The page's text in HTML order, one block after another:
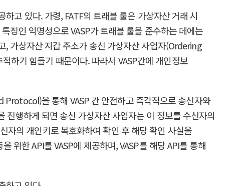
고 있다. 가령, FATF의 트래블 룰은 가상자산 거래 시
징인 익명성으로 VASP가 트래블 룰을 준수하는 데에는
, 가상자산 지갑 주소가 송신 가상자산 사업자(Ordering
기 힘들기 때문이다. 따라서 VASP간에 개인정보
을 통해 VASP 간 안전하고 즉각적으로 송신자와
행하게 되면 송신 가상자산 사업자는 이 정보를 수신자의
자의 개인키로 복호화하여 확인 후 해당 확인 사실을
위한 API를 VASP에 제공하며, VASP를 해당 API를 통해